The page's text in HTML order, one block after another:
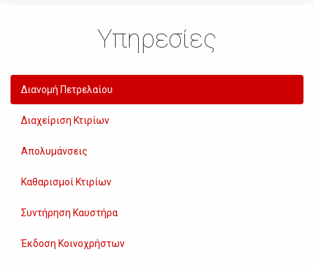
Υπηρεσίες
Διανομή Πετρελαίου
Διαχείριση Κτιρίων
Απολυμάνσεις
Καθαρισμοί Κτιρίων
Συντήρηση Καυστήρα
Έκδοση Κοινοχρήστων